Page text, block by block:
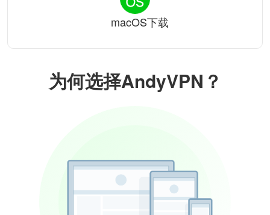
为何选择AndyVPN？
macOS下载